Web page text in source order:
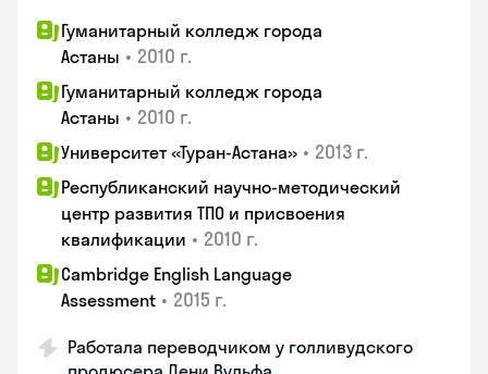
Гуманитарный колледж города
Астаны • 2010 г.
Гуманитарный колледж города
Астаны • 2010 г.
Университет «Туран-Астана» • 2013 г.
Республиканский научно-методический
центр развития ТПО и присвоения
квалификации • 2010 г.
Cambridge English Language
Assessment • 2015 г.
Работала переводчиком у голливудского